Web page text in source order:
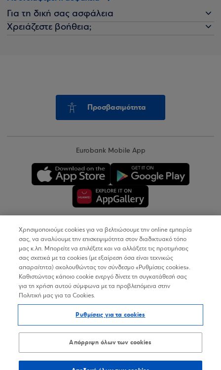
Για τη δική σας ασφάλεια
Χρειάζεστε βοήθεια;
Προσβασιμότητα
Eurobank Mobile App
Copyright © 2026
Όροι Χρήσης
Προσωπικά Δεδομένα στον Διαδικτυακό Τόπο
Δήλωση Προσβασιμότητας
Sitemap
Χρησιμοποιούμε cookies για να βελτιώσουμε την online εμπειρία
σας, να αναλύουμε την επισκεψιμότητα στον διαδικτυακό τόπο
μας κ.λπ. Μπορείτε να επιλέξετε και να αλλάξετε τις προτιμήσεις
σας σχετικά με τα cookies (με εξαίρεση όσα είναι τεχνικώς
απαραίτητα) ακολουθώντας τον σύνδεσμο «Ρυθμίσεις cookies».
Καθιστώντας κάποιο cookie ενεργό δίνετε τη συγκατάθεσή σας
για τη χρήση αυτού σύμφωνα με τα προβλεπόμενα στην
Πολιτική μας για τα Cookies.
Ρυθμίσεις για τα cookies
Απόρριψη όλων των cookies